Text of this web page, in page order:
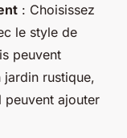
: Choisissez
le style de
peuvent
rustique,
peuvent ajouter